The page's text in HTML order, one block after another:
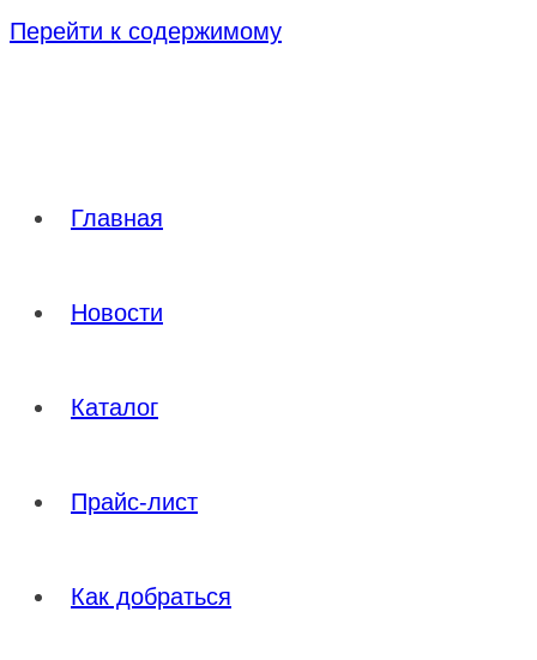
Перейти к содержимому
Главная
Новости
Каталог
Прайс-лист
Как добраться